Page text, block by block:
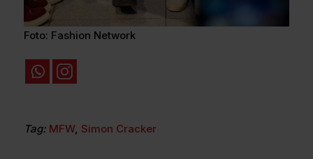
Foto: Fashion Network
Tag: MFW, Simon Cracker